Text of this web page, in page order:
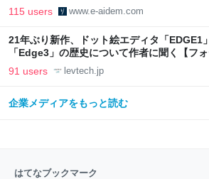
115 users www.e-aidem.com
21年ぶり新作、ドット絵エディタ「EDGE1
「Edge3」の歴史について作者に聞く【フ
LAB
91 users levtech.jp
企業メディアをもっと読む
はてなブックマーク